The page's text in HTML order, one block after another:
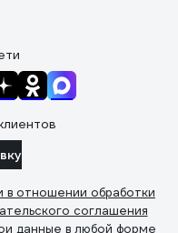
в отношении обработки
соглашения
данные в любой форме